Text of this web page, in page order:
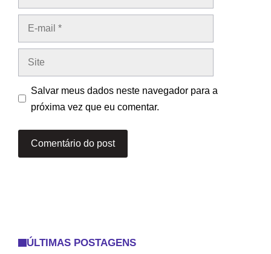
Site
Salvar meus dados neste navegador para a
próxima vez que eu comentar.
ÚLTIMAS POSTAGENS